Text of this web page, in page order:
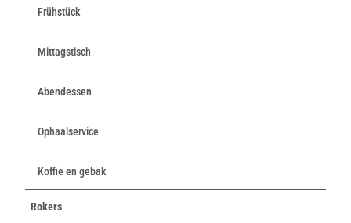
Frühstück
Mittagstisch
Abendessen
Ophaalservice
Koffie en gebak
Rokers